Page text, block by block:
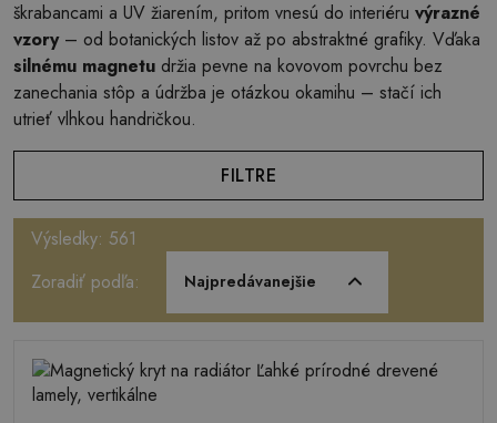
škrabancami a UV žiarením, pritom vnesú do interiéru výrazné
vzory– od botanických listov až po abstraktné grafiky. Vďaka
silnému magnetu držia pevne na kovovom povrchu bez
zanechania stôp a údržba je otázkou okamihu – stačí ich
utrieť vlhkou handričkou.
FILTRE
Výsledky: 561
Zoradiť podľa:
Najpredávanejšie